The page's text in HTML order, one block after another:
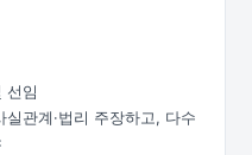
선임
관계·법리 주장하고, 다수